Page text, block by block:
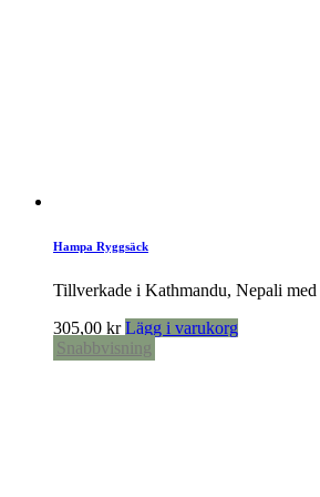
Hampa Ryggsäck
Tillverkade i Kathmandu, Nepali
305,00 kr Lägg i varukorg
Snabbvisning